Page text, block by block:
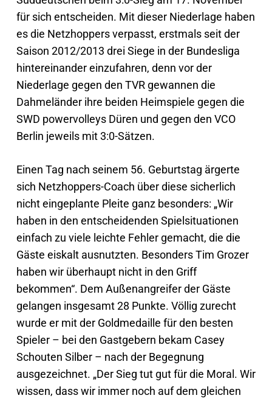
für sich entscheiden. Mit dieser Niederlage haben
es die Netzhoppers verpasst, erstmals seit der
Saison 2012/2013 drei Siege in der Bundesliga
hintereinander einzufahren, denn vor der
Niederlage gegen den TVR gewannen die
Dahmeländer ihre beiden Heimspiele gegen die
SWD powervolleys Düren und gegen den VCO
Berlin jeweils mit 3:0-Sätzen.
Einen Tag nach seinem 56. Geburtstag ärgerte
sich Netzhoppers-Coach über diese sicherlich
nicht eingeplante Pleite ganz besonders: „Wir
haben in den entscheidenden Spielsituationen
einfach zu viele leichte Fehler gemacht, die die
Gäste eiskalt ausnutzten. Besonders Tim Grozer
haben wir überhaupt nicht in den Griff
bekommen“. Dem Außenangreifer der Gäste
gelangen insgesamt 28 Punkte. Völlig zurecht
wurde er mit der Goldmedaille für den besten
Spieler – bei den Gastgebern bekam Casey
Schouten Silber – nach der Begegnung
ausgezeichnet. „Der Sieg tut gut für die Moral. Wir
wissen, dass wir immer noch auf dem gleichen